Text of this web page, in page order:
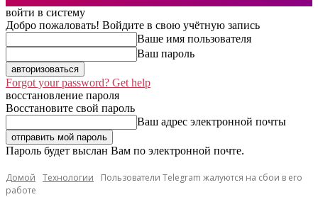
войти в систему
Добро пожаловать! Войдите в свою учётную запись
Ваше имя пользователя
Ваш пароль
Forgot your password? Get help
восстановление пароля
Восстановите свой пароль
Ваш адрес электронной почты
Пароль будет выслан Вам по электронной почте.
Домой Технологии
Пользователи Telegram жалуются на сбои в его
работе